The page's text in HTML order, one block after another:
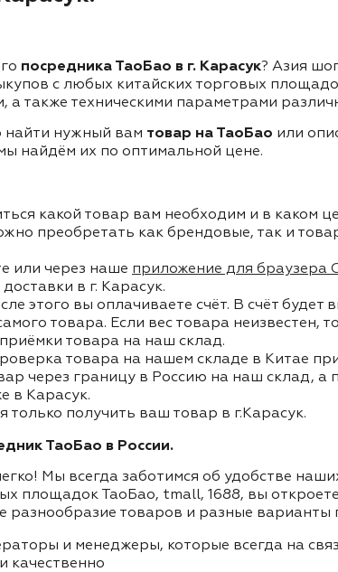
посредника ТаоБао в г. Карасук? Азия
с любых китайских торговых
а также техническими параметрами
найти нужный вам товар на ТаоБао или
найдём их по оптимальной цене.
какой товар вам необходим и в каком
преобретать как брендовые, так и
или через наше приложение для браузера
в г. Карасук.
этого вы оплачиваете счёт. В счёт будет
товара. Если вес товара неизвестен,
товара на наш склад.
товара на нашем складе в Китае
через границу в Россию на наш склад, а
в Карасук.
только получить ваш товар в г.Карасук.
ТаоБао в России.
Мы всегда заботимся об удобстве
площадок ТаоБао, tmall, 1688, вы
разнообразие товаров и разные варианты
и менеджеры, которые всегда на
качественно